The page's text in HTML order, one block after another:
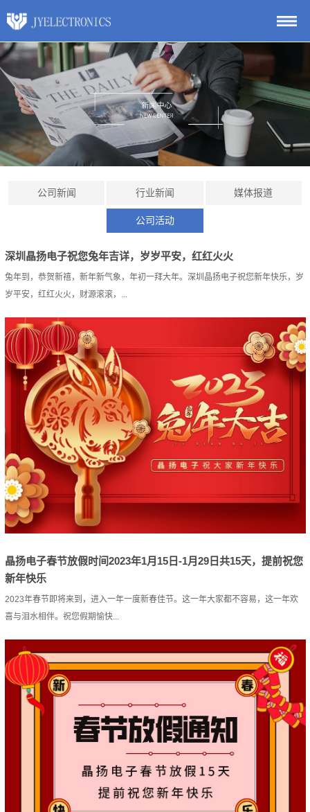
公司新闻 行业新闻 媒体报道
公司活动
深圳晶扬电子祝您兔年吉详，岁岁平安，红红火火
兔年到，恭贺新禧，新年新气象，年初一拜大年。深圳晶扬电子祝您新年快乐，岁
岁平安，红红火火，财源滚滚，...
晶扬电子春节放假时间2023年1月15日-1月29日共15天，提前祝您
新年快乐
2023年春节即将来到，进入一年一度新春佳节。这一年大家都不容易，这一年欢
喜与泪水相伴。祝您假期愉快...